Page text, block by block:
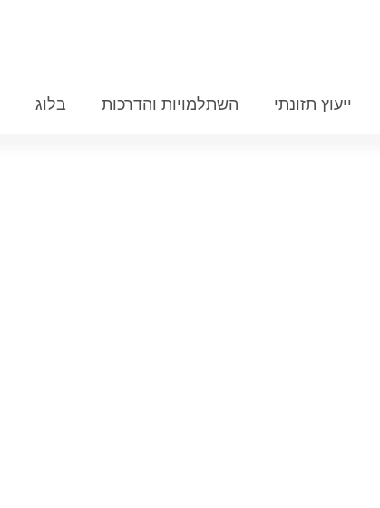
ייעוץ תזונתי השתלמויות והדרכות בלוג